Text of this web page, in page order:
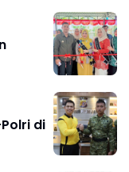
di